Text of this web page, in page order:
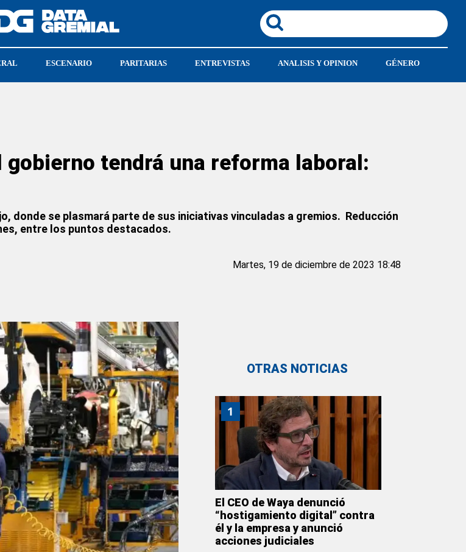
ESCENARIO PARITARIAS ENTREVISTAS ANALISIS Y OPINION GÉNERO
gobierno tendrá una reforma laboral:
donde se plasmará parte de sus iniciativas vinculadas a gremios. Reducción
entre los puntos destacados.
Martes, 19 de diciembre de 2023 18:48
OTRAS NOTICIAS
1
El CEO de Waya denunció
“hostigamiento digital” contra
él y la empresa y anunció
acciones judiciales